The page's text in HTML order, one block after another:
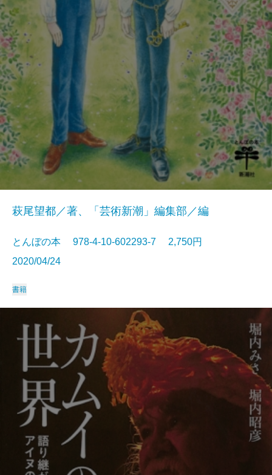
萩尾望都／著、「芸術新潮」編集部／編
とんぼの本 978-4-10-602293-7 2,750円
2020/04/24
書籍